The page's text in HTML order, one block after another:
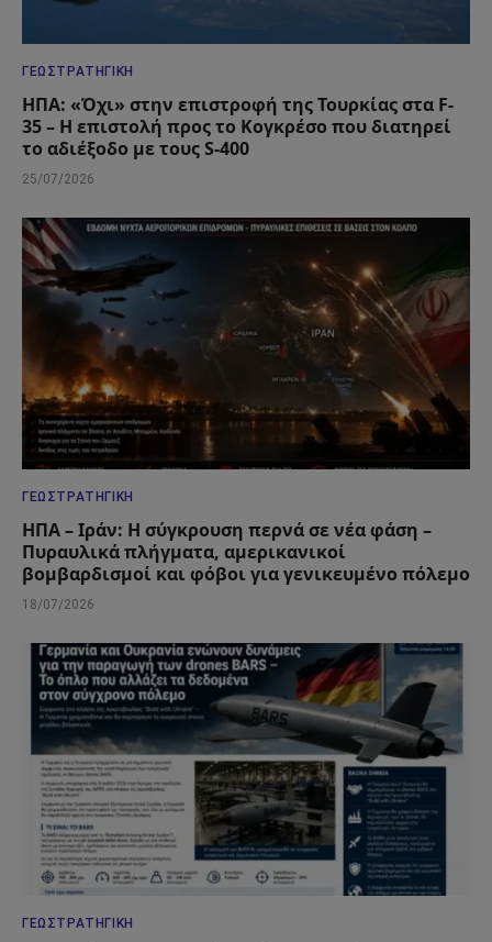
ΓΕΩΣΤΡΑΤΗΓΙΚΉ
ΗΠΑ: «Όχι» στην επιστροφή της Τουρκίας στα F-
35 – Η επιστολή προς το Κογκρέσο που διατηρεί
το αδιέξοδο με τους S-400
25/07/2026
ΓΕΩΣΤΡΑΤΗΓΙΚΉ
ΗΠΑ – Ιράν: Η σύγκρουση περνά σε νέα φάση –
Πυραυλικά πλήγματα, αμερικανικοί
βομβαρδισμοί και φόβοι για γενικευμένο πόλεμο
18/07/2026
ΓΕΩΣΤΡΑΤΗΓΙΚΉ